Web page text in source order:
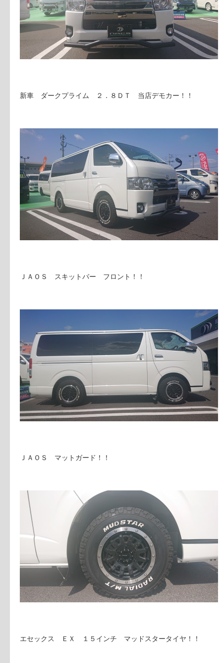
新車 ダークプライム ２．８ＤＴ 当店デモカー！！
ＪＡＯＳ スキットバー フロント！！
ＪＡＯＳ マットガード！！
エセックス ＥＸ １５インチ マッドスタータイヤ！！